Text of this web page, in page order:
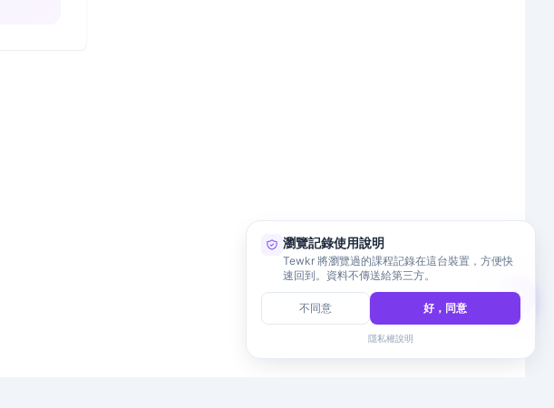
瀏覽記錄使用說明
Tewkr 將瀏覽過的課程記錄在這台裝置，方便快
速回到。資料不傳送給第三方。
不同意 好，同意
隱私權說明